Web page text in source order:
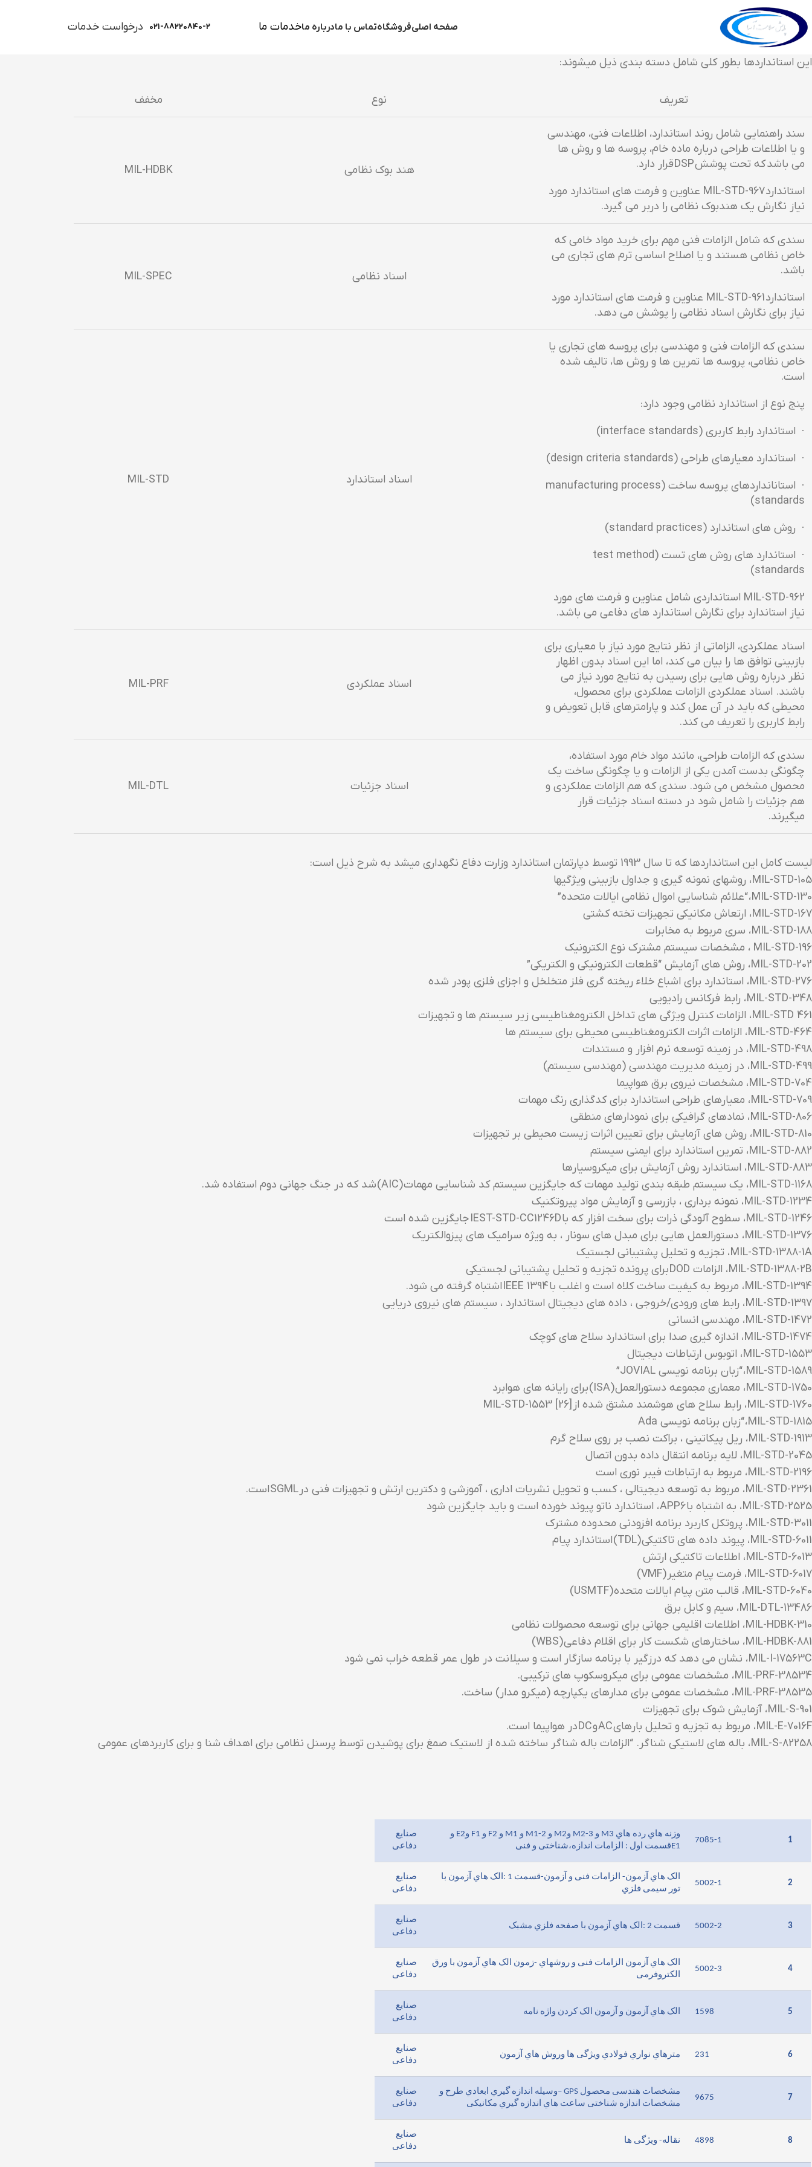
صفحه اصلیفروشگاهتماس با مادرباره ماخدمات ما ۰۲۱-۸۸۲۲۰۸۴۰-۲ درخواست خدمات
این استانداردها بطور کلی شامل دسته بندی ذیل میشوند:
تعریف نوع مخفف
سند راهنمایی شامل روند استاندارد، اطلاعات فنی، مهندسی
و یا اطلاعات طراحی درباره ماده خام، پروسه ها و روش ها
می باشد که تحت پوشش DSP قرار دارد.
استاندارد MIL-STD-967 عناوین و فرمت های استاندارد مورد
نیاز نگارش یک هندبوک نظامی را دربر می گیرد.
هند بوک نظامی MIL-HDBK
سندی که شامل الزامات فنی مهم برای خرید مواد خامی که
خاص نظامی هستند و یا اصلاح اساسی ترم های تجاری می
باشد.
استاندارد MIL-STD-961 عناوین و فرمت های استاندارد مورد
نیاز برای نگارش اسناد نظامی را پوشش می دهد.
اسناد نظامی MIL-SPEC
سندی که الزامات فنی و مهندسی برای پروسه های تجاری یا
خاص نظامی، پروسه ها تمرین ها و روش ها، تالیف شده
است.
پنج نوع از استاندارد نظامی وجود دارد:
· استاندارد رابط کاربری (interface standards)
· استاندارد معیارهای طراحی (design criteria standards)
· استانانداردهای پروسه ساخت (manufacturing process
standards)
· روش های استاندارد (standard practices)
· استاندارد های روش های تست (test method
standards)
MIL-STD-962 استانداردی شامل عناوین و فرمت های مورد
نیاز استاندارد برای نگارش استاندارد های دفاعی می باشد.
اسناد استاندارد MIL-STD
اسناد عملکردی، الزاماتی از نظر نتایج مورد نیاز با معیاری برای
بازبینی توافق ها را بیان می کند، اما این اسناد بدون اظهار
نظر درباره روش هایی برای رسیدن به نتایج مورد نیاز می
باشند. اسناد عملکردی الزامات عملکردی برای محصول،
محیطی که باید در آن عمل کند و پارامترهای قابل تعویض و
رابط کاربری را تعریف می کند.
اسناد عملکردی MIL-PRF
سندی که الزامات طراحی، مانند مواد خام مورد استفاده،
چگونگی بدست آمدن یکی از الزامات و یا چگونگی ساخت یک
محصول مشخص می شود. سندی که هم الزامات عملکردی و
هم جزئیات را شامل شود در دسته اسناد جزئیات قرار
میگیرند.
اسناد جزئیات MIL-DTL
لیست کامل این استانداردها که تا سال 1993 توسط دپارتمان استاندارد وزارت دفاع نگهداری میشد به شرح ذیل است:
MIL-STD-105 ، روشهای نمونه گیری و جداول بازبینی ویژگیها
MIL-STD-130 ، “علائم شناسایی اموال نظامی ایالات متحده”
MIL-STD-167 ، ارتعاش مکانیکی تجهیزات تخته کشتی
MIL-STD-188 ، سری مربوط به مخابرات
MIL-STD-196 ، مشخصات سیستم مشترک نوع الکترونیک
MIL-STD-202 ، روش های آزمایش “قطعات الکترونیکی و الکتریکی”
MIL-STD-276 ، استاندارد برای اشباع خلاء ریخته گری فلز متخلخل و اجزای فلزی پودر شده
MIL-STD-348 ، رابط فرکانس رادیویی
MIL-STD 461 ، الزامات کنترل ویژگی های تداخل الکترومغناطیسی زیر سیستم ها و تجهیزات
MIL-STD-464 ، الزامات اثرات الکترومغناطیسی محیطی برای سیستم ها
MIL-STD-498 ، در زمینه توسعه نرم افزار و مستندات
MIL-STD-499 ، در زمینه مدیریت مهندسی (مهندسی سیستم)
MIL-STD-704 ، مشخصات نیروی برق هواپیما
MIL-STD-709 ، معیارهای طراحی استاندارد برای کدگذاری رنگ مهمات
MIL-STD-806 ، نمادهای گرافیکی برای نمودارهای منطقی
MIL-STD-810 ، روش های آزمایش برای تعیین اثرات زیست محیطی بر تجهیزات
MIL-STD-882 ، تمرین استاندارد برای ایمنی سیستم
MIL-STD-883 ، استاندارد روش آزمایش برای میکروسیارها
MIL-STD-1168 ، یک سیستم طبقه بندی تولید مهمات که جایگزین سیستم کد شناسایی مهمات (AIC) شد که در جنگ جهانی دوم استفاده شد.
MIL-STD-1234 ، نمونه برداری ، بازرسی و آزمایش مواد پیروتکنیک
MIL-STD-1246 ، سطوح آلودگی ذرات برای سخت افزار که با IEST-STD-CC1246D جایگزین شده است
MIL-STD-1376 ، دستورالعمل هایی برای مبدل های سونار ، به ویژه سرامیک های پیزوالکتریک
MIL-STD-1388-1A ، تجزیه و تحلیل پشتیبانی لجستیک
MIL-STD-1388-2B ، الزامات DOD برای پرونده تجزیه و تحلیل پشتیبانی لجستیکی
MIL-STD-1394 ، مربوط به کیفیت ساخت کلاه است و اغلب با IEEE 1394 اشتباه گرفته می شود.
MIL-STD-1397 ، رابط های ورودی/خروجی ، داده های دیجیتال استاندارد ، سیستم های نیروی دریایی
MIL-STD-1472 ، مهندسی انسانی
MIL-STD-1474 ، اندازه گیری صدا برای استاندارد سلاح های کوچک
MIL-STD-1553 ، اتوبوس ارتباطات دیجیتال
MIL-STD-1589 ، “زبان برنامه نویسی JOVIAL”
MIL-STD-1750 ، معماری مجموعه دستورالعمل (ISA) برای رایانه های هوابرد
MIL-STD-1760 ، رابط سلاح های هوشمند مشتق شده از MIL-STD-1553 [26]
MIL-STD-1815 ، “زبان برنامه نویسی Ada
MIL-STD-1913 ، ریل پیکاتینی ، براکت نصب بر روی سلاح گرم
MIL-STD-2045 ، لایه برنامه انتقال داده بدون اتصال
MIL-STD-2196 ، مربوط به ارتباطات فیبر نوری است
MIL-STD-2361 ، مربوط به توسعه دیجیتالی ، کسب و تحویل نشریات اداری ، آموزشی و دکترین ارتش و تجهیزات فنی در SGML است.
MIL-STD-2525 ، به اشتباه با APP6 ، استاندارد ناتو پیوند خورده است و باید جایگزین شود
MIL-STD-3011 ، پروتکل کاربرد برنامه افزودنی محدوده مشترک
MIL-STD-6011 ، پیوند داده های تاکتیکی (TDL) استاندارد پیام
MIL-STD-6013 ، اطلاعات تاکتیکی ارتش
MIL-STD-6017 ، فرمت پیام متغیر (VMF)
MIL-STD-6040 ، قالب متن پیام ایالات متحده (USMTF)
MIL-DTL-13486 ، سیم و کابل برق
MIL-HDBK-310 ، اطلاعات اقلیمی جهانی برای توسعه محصولات نظامی
MIL-HDBK-881 ، ساختارهای شکست کار برای اقلام دفاعی (WBS)
MIL-I-17563C ، نشان می دهد که درزگیر با برنامه سازگار است و سیلانت در طول عمر قطعه خراب نمی شود
MIL-PRF-38534 ، مشخصات عمومی برای میکروسکوپ های ترکیبی.
MIL-PRF-38535 ، مشخصات عمومی برای مدارهای یکپارچه (میکرو مدار) ساخت.
MIL-S-901 ، آزمایش شوک برای تجهیزات
MIL-E-7016F ، مربوط به تجزیه و تحلیل بارهای AC و DC در هواپیما است.
MIL-S-82258، باله های لاستیکی شناگر. “الزامات باله شناگر ساخته شده از لاستیک صمغ برای پوشیدن توسط پرسنل نظامی برای اهداف شنا و برای کاربردهای عمومی
1
7085-1
وزنه هاي رده هاي M3 و M2-3 وM2 و M1-2 و M1 و F2 و F1 وE2 و
E1قسمت اول : الزامات اندازه،شناختی و فنی
صنایع
دفاعی
2
5002-1
الک هاي آزمون- الزامات فنی و آزمون-قسمت 1 :الک هاي آزمون با
تور سیمی فلزي
صنایع
دفاعی
3
5002-2 قسمت 2 :الک هاي آزمون با صفحه فلزي مشبک
صنایع
دفاعی
4
5002-3
الک هاي آزمون الزامات فنی و روشهاي -زمون الک هاي آزمون با ورق
الکتروفرمی
صنایع
دفاعی
5
1598 الک هاي آزمون و آزمون الک کردن واژه نامه
صنایع
دفاعی
6
231 مترهاي نواري فولادي ویژگی ها وروش هاي آزمون
صنایع
دفاعی
7
9675
مشخصات هندسی محصول GPS –وسیله اندازه گیري ابعادي طرح و
مشخصات اندازه شناختی ساعت هاي اندازه گیري مکانیکی
صنایع
دفاعی
8
4898 نقاله- ویژگی ها
صنایع
دفاعی